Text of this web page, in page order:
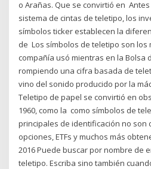
o Arañas. Que se convirtió en
sistema de cintas de teletipo, los
símbolos ticker establecen la
de Los símbolos de teletipo son los
compañía usó mientras en la Bolsa
rompiendo una cifra basada de
vino del sonido producido por la
Teletipo de papel se convirtió en
1960, como la como símbolos de
principales de identificación no son
opciones, ETFs y muchos más
2016 Puede buscar por nombre de
teletipo. Escriba sino también